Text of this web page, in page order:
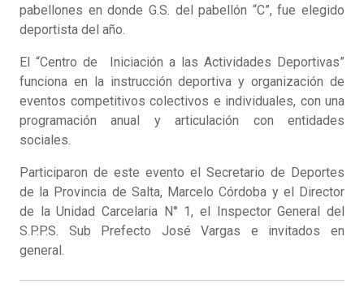
pabellones en donde G.S. del pabellón “C”, fue elegido
deportista del año.
El “Centro de Iniciación a las Actividades Deportivas”
funciona en la instrucción deportiva y organización de
eventos competitivos colectivos e individuales, con una
programación anual y articulación con entidades
sociales.
Participaron de este evento el Secretario de Deportes
de la Provincia de Salta, Marcelo Córdoba y el Director
de la Unidad Carcelaria N° 1, el Inspector General del
S.P.P.S. Sub Prefecto José Vargas e invitados en
general.